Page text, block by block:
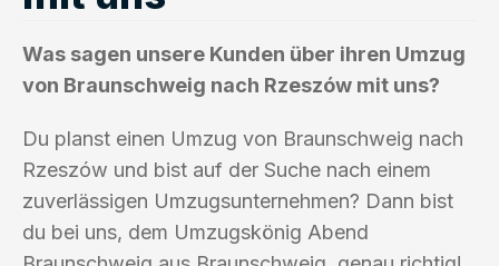
Was sagen unsere Kunden über ihren Umzug
von Braunschweig nach Rzeszów mit uns?
Du planst einen Umzug von Braunschweig nach
Rzeszów und bist auf der Suche nach einem
zuverlässigen Umzugsunternehmen? Dann bist
du bei uns, dem Umzugskönig Abend